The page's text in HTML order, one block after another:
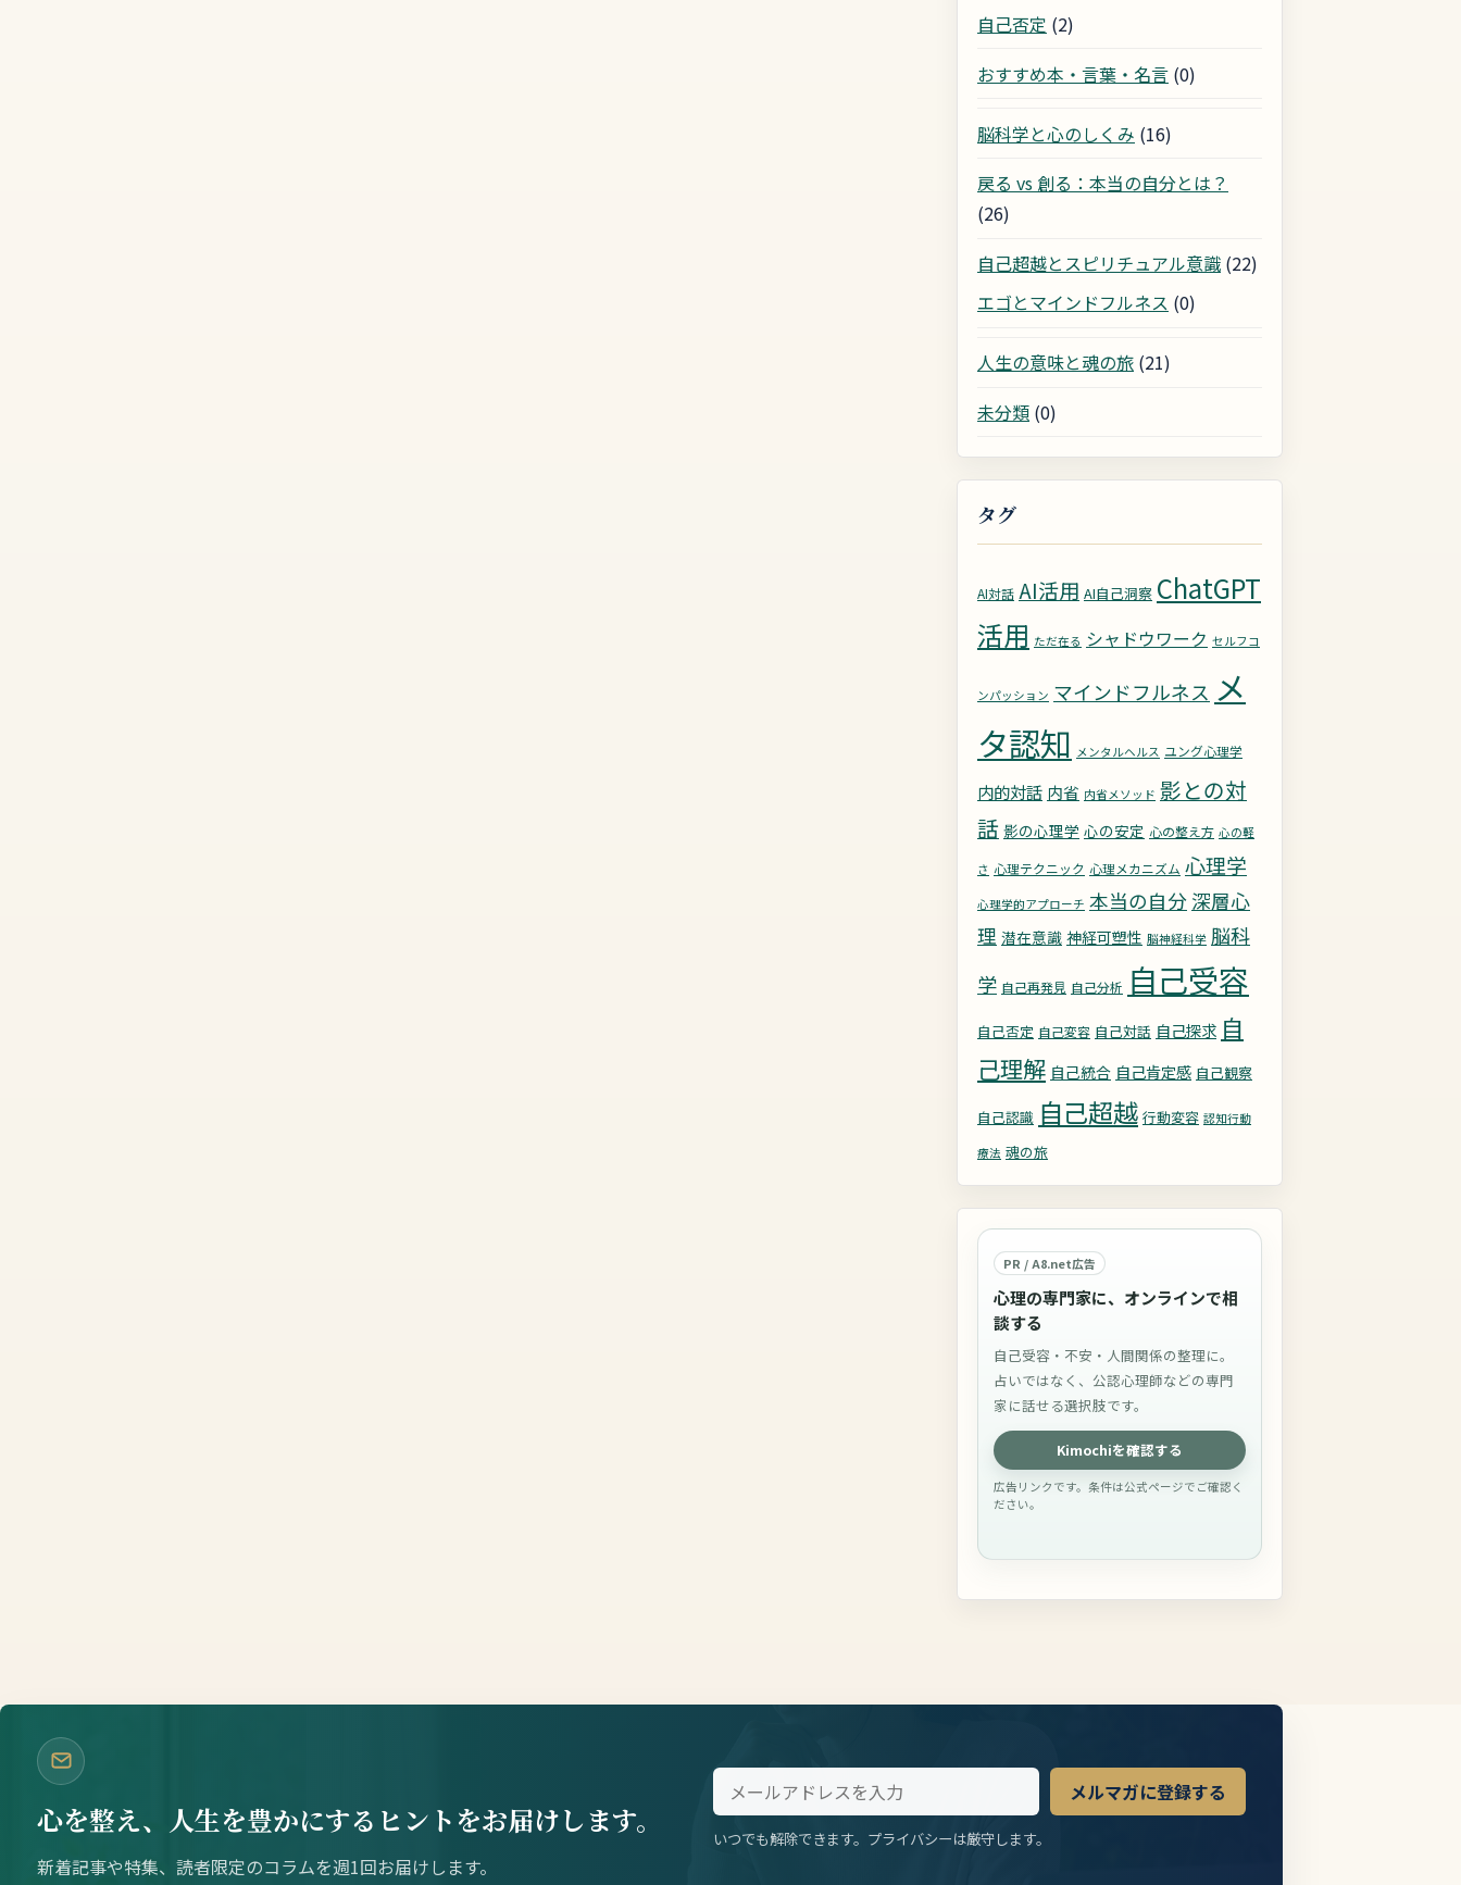
自己否定 (2)
おすすめ本・言葉・名言 (0)
脳科学と心のしくみ (16)
戻る vs 創る：本当の自分とは？
(26)
自己超越とスピリチュアル意識 (22)
エゴとマインドフルネス (0)
人生の意味と魂の旅 (21)
未分類 (0)
タグ
AI対話 AI活用 AI自己洞察 ChatGPT
活用 ただ在る シャドウワーク セルフコ
ンパッション マインドフルネス メ
タ認知 メンタルヘルス ユング心理学
内的対話 内省 内省メソッド 影との対
話 影の心理学 心の安定 心の整え方 心の軽
さ 心理テクニック 心理メカニズム 心理学
心理学的アプローチ 本当の自分 深層心
理 潜在意識 神経可塑性 脳神経科学 脳科
学 自己再発見 自己分析 自己受容
自己否定 自己変容 自己対話 自己探求 自
己理解 自己統合 自己肯定感 自己観察
自己認識 自己超越 行動変容 認知行動
療法 魂の旅
PR / A8.net広告
心理の専門家に、オンラインで相
談する
自己受容・不安・人間関係の整理に。
占いではなく、公認心理師などの専門
家に話せる選択肢です。
Kimochiを確認する
広告リンクです。条件は公式ページでご確認く
ださい。
心を整え、人生を豊かにするヒントをお届けします。
新着記事や特集、読者限定のコラムを週1回お届けします。
メルマガに登録する
いつでも解除できます。プライバシーは厳守します。